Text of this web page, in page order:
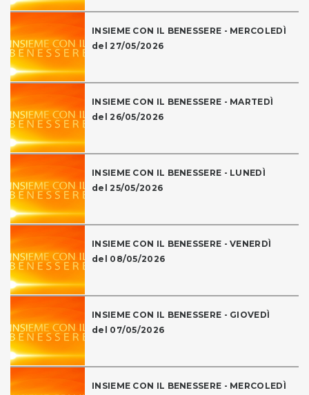
INSIEME CON IL BENESSERE - MERCOLEDÌ
del 27/05/2026
INSIEME CON IL BENESSERE - MARTEDÌ
del 26/05/2026
INSIEME CON IL BENESSERE - LUNEDÌ
del 25/05/2026
INSIEME CON IL BENESSERE - VENERDÌ
del 08/05/2026
INSIEME CON IL BENESSERE - GIOVEDÌ
del 07/05/2026
INSIEME CON IL BENESSERE - MERCOLEDÌ